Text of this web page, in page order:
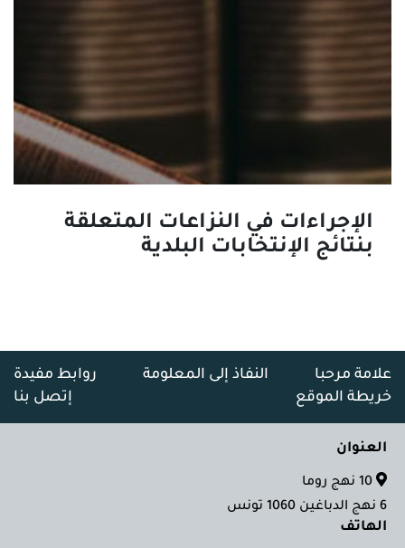
الإجراءات في النزاعات المتعلقة
بنتائج الإنتخابات البلدية
علامة مرحبا النفاذ إلى المعلومة
روابط مفيدة
خريطة الموقع
إتصل بنا
العنوان
6 نهج الدباغين 1060 تونس
الهاتف